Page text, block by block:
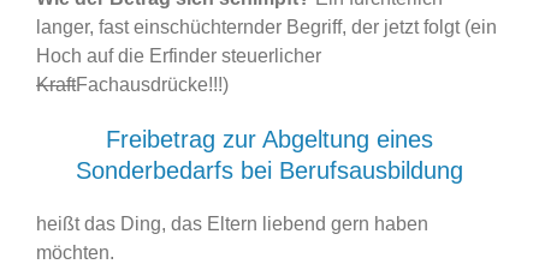
langer, fast einschüchternder Begriff, der jetzt folgt (ein
Hoch auf die Erfinder steuerlicher
KraftFachausdrücke!!!)
Freibetrag zur Abgeltung eines
Sonderbedarfs bei Berufsausbildung
heißt das Ding, das Eltern liebend gern haben
möchten.